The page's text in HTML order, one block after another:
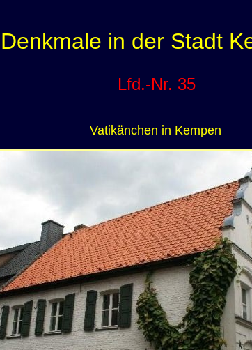
Denkmale in der Stadt
Lfd.-Nr. 35
Vatikänchen in Kempen